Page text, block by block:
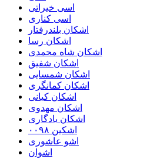
اسی خیراتی
اسی کناری
اشکان بلندرفتار
اشکان رسا
اشکان شاه محمدی
اشکان شفیق
اشکان شمسایی
اشکان‌ کمانگری
اشکان کیانی
اشکان مهدوی
اشکان یادگاری
اشکین ۰۰۹۸
اشو عاشوری
اشوان